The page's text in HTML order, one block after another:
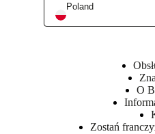
Poland
O
Zostań